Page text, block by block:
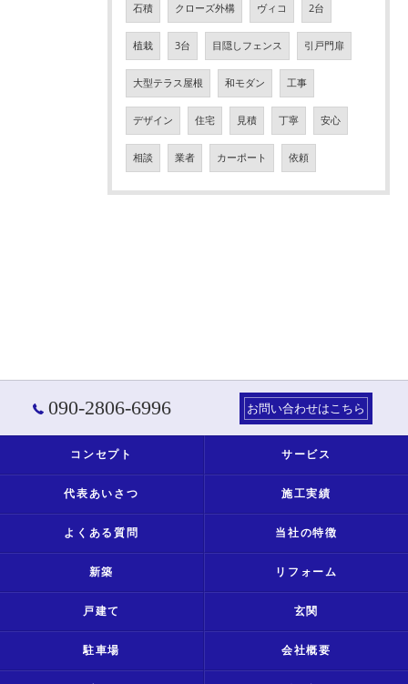
石積 クローズ外構 ヴィコ 2台
植栽 3台 目隠しフェンス 引戸門扉
大型テラス屋根 和モダン 工事
デザイン 住宅 見積 丁寧 安心
相談 業者 カーポート 依頼
090-2806-6996 お問い合わせはこちら
コンセプト サービス
代表あいさつ 施工実績
よくある質問 当社の特徴
新築 リフォーム
戸建て 玄関
駐車場 会社概要